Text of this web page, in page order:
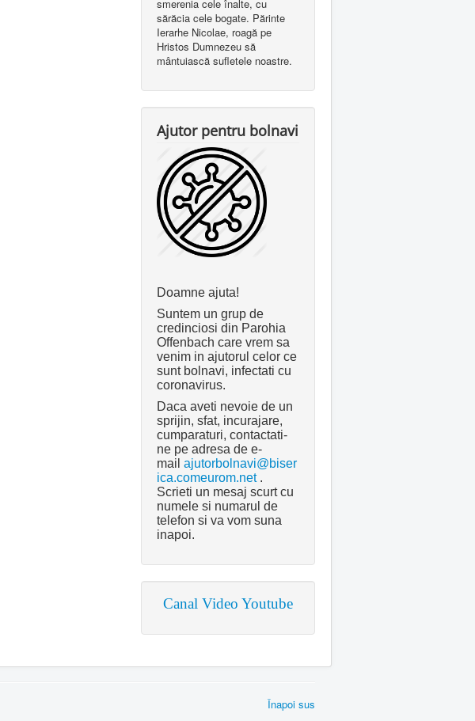
smerenia cele înalte, cu
sărăcia cele bogate. Părinte
Ierarhe Nicolae, roagă pe
Hristos Dumnezeu să
mântuiască sufletele noastre.
Ajutor pentru bolnavi
Doamne ajuta!
Suntem un grup de
credinciosi din Parohia
Offenbach care vrem sa
venim in ajutorul celor ce
sunt bolnavi, infectati cu
coronavirus.
Daca aveti nevoie de un
sprijin, sfat, incurajare,
cumparaturi, contactati-
ne pe adresa de e-
mail ajutorbolnavi@biser
ica.comeurom.net.
Scrieti un mesaj scurt cu
numele si numarul de
telefon si va vom suna
inapoi.
Canal Video Youtube
Înapoi sus